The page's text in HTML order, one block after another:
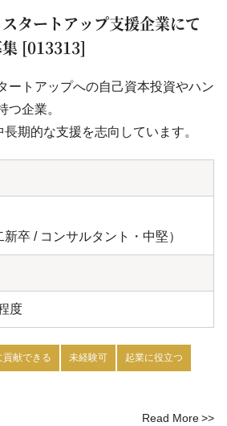
タートアップ支援企業にて
[013313]
ートアップへの自己資本投資やハン
つ企業。
期的な支援を志向しています。
新卒 / コンサルタント・中堅）
度
貢献できる 未経験可 起業に役立つ
Read More